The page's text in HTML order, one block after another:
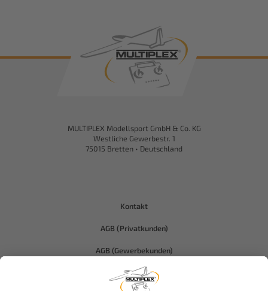
MULTIPLEX Modellsport GmbH & Co. KG
Westliche Gewerbestr. 1
75015 Bretten • Deutschland
Kontakt
AGB (Privatkunden)
AGB (Gewerbekunden)
Datenschutz